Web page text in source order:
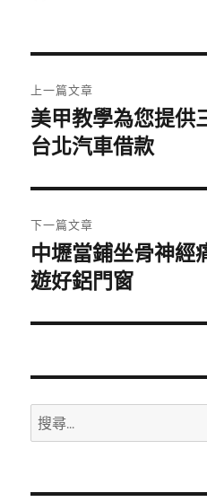
章
導
覽
上一篇文章
上
一
文
章:
美甲教學為您提供
台北汽車借款
下一篇文章
下
一
文
中壢當鋪坐骨神經
遊好鋁門窗
搜
尋
鍵